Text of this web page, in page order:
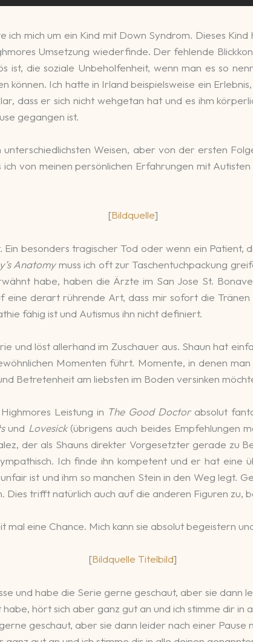
mich um ein Kind mit Down Syn­drom. Dieses
Um­setzung wie­der­finde. Der feh­len­de
die soziale Un­behol­fen­heit, wenn man es so
Ich hatte in Ir­land bei­spiels­weise ein
dass er sich nicht weh­ge­tan hat und es ihm
gegan­gen ist.
Wei­sen, aber von der ers­ten
von meinen per­sön­li­chen Er­fah­run­gen mit
[Bildquelle]
be­son­ders tra­gi­scher Tod oder wenn ein Pa­tient,
Anatomymuss ich oft zur Taschen­tuch­pa­ckung
habe, haben die Ärzte im San Jose St.
der­art rühren­de Art, dass mir sofort die
fähig ist und Autismus ihn nicht defi­niert.
und löst aller­hand im Zu­schau­er aus. Shaun hat
Momen­ten führt. Momen­te, in denen
Betre­ten­heit am liebsten im Boden ver­sin­ken
Leis­tung in The Good Doctorabso­lut
und Lovesick(übri­gens auch beides Empfeh­lun­gen
der als Shauns direk­ter Vor­gesetz­ter gerade zu
Ich finde ihn kompe­tent und er hat eine
ist und ihm so man­chen Stein in den Weg legt.
trifft na­tür­lich auch auf die anderen Figuren zu,
eine Chance. Mich kann sie absolut begeistern
[Bildquelle Titelbild]
und habe die Serie gerne geschaut, aber sie
hört sich aber ganz gut an und ich stimme dir in
geschaut, aber sie dann leider nach einer